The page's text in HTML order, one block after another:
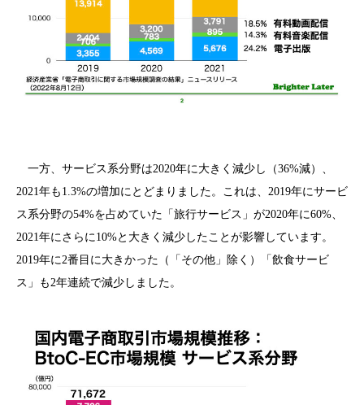
一方、サービス系分野は2020年に大きく減少し（36%減）、
2021年も1.3%の増加にとどまりました。これは、2019年にサービ
ス系分野の54%を占めていた「旅行サービス」が2020年に60%、
2021年にさらに10%と大きく減少したことが影響しています。
2019年に2番目に大きかった（「その他」除く）「飲食サービ
ス」も2年連続で減少しました。